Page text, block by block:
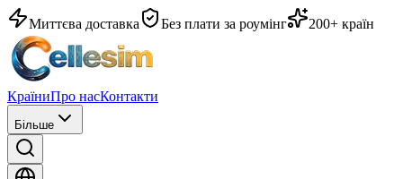
Миттєва доставка Без плати за роумінг 200+ країн
КраїниПро насКонтакти
Більше